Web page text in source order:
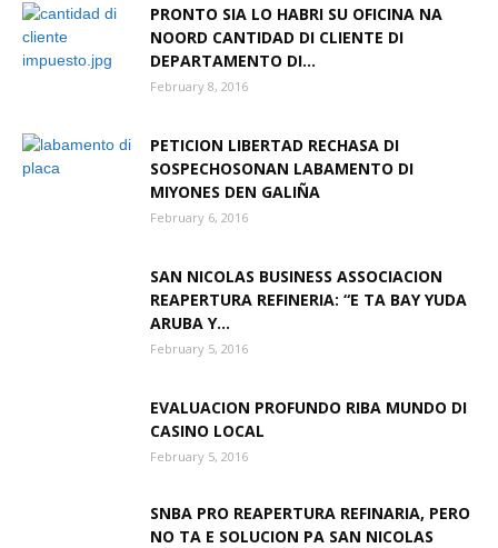
PRONTO SIA LO HABRI SU OFICINA NA
NOORD CANTIDAD DI CLIENTE DI
DEPARTAMENTO DI...
February 8, 2016
PETICION LIBERTAD RECHASA DI
SOSPECHOSONAN LABAMENTO DI
MIYONES DEN GALIÑA
February 6, 2016
SAN NICOLAS BUSINESS ASSOCIACION
REAPERTURA REFINERIA: “E TA BAY YUDA
ARUBA Y...
February 5, 2016
EVALUACION PROFUNDO RIBA MUNDO DI
CASINO LOCAL
February 5, 2016
SNBA PRO REAPERTURA REFINARIA, PERO
NO TA E SOLUCION PA SAN NICOLAS